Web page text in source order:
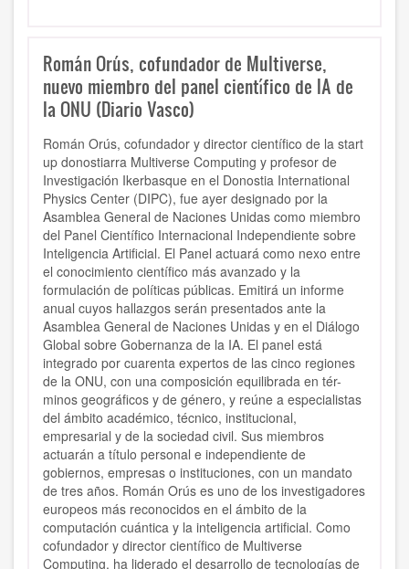
Román Orús, cofundador de Multiverse,
nuevo miembro del panel científico de IA de
la ONU (Diario Vasco)
Román Orús, cofundador y director científico de la start
up donostiarra Multiverse Computing y profesor de
Investigación Ikerbasque en el Donostia International
Physics Center (DIPC), fue ayer designado por la
Asamblea General de Naciones Unidas como miembro
del Panel Científico Internacional Independiente sobre
Inteligencia Artificial. El Panel actuará como nexo entre
el conocimiento científico más avanzado y la
formulación de políticas públicas. Emitirá un informe
anual cuyos hallazgos serán presentados ante la
Asamblea General de Naciones Unidas y en el Diálogo
Global sobre Gobernanza de la IA. El panel está
integrado por cuarenta expertos de las cinco regiones
de la ONU, con una composición equilibrada en tér-
minos geográficos y de género, y reúne a especialistas
del ámbito académico, técnico, institucional,
empresarial y de la sociedad civil. Sus miembros
actuarán a título personal e independiente de
gobiernos, empresas o instituciones, con un mandato
de tres años. Román Orús es uno de los investigadores
europeos más reconocidos en el ámbito de la
computación cuántica y la inteligencia artificial. Como
cofundador y director científico de Multiverse
Computing, ha liderado el desarrollo de tecnologías de